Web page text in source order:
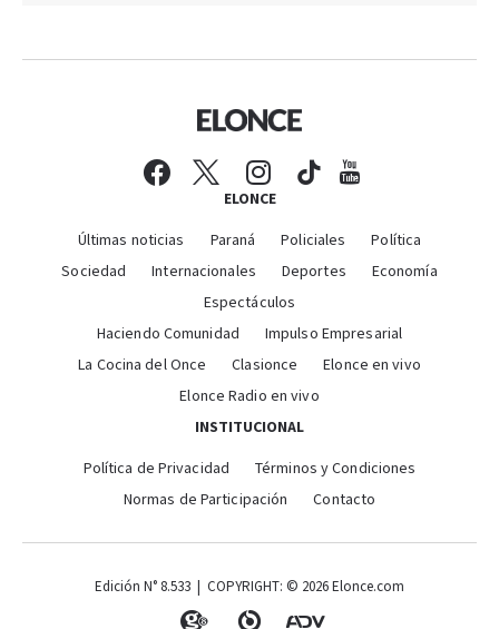
ELONCE
Últimas noticias Paraná Policiales
Política
Sociedad
Internacionales Deportes
Economía
Espectáculos
Haciendo Comunidad
Impulso Empresarial
La Cocina del Once
Clasionce
Elonce en vivo
Elonce Radio en vivo
INSTITUCIONAL
Política de Privacidad
Términos y Condiciones
Normas de Participación
Contacto
Edición N° 8.533 | COPYRIGHT: © 2026 Elonce.com